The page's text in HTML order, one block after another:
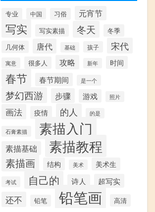
专业 中国 习俗 元宵节
写实 写实素描 冬天
冬季
几何体
唐代 基础 孩子 宋代
寓意 很多人 攻略 新年 时间
春节 春节期间 是一个
梦幻西游 步骤 游戏 照片
画法 疫情 的人 的是
石膏素描 素描入门
素描基础 素描教程
素描画 结构 美术 美术生
考试 自己的 诗人 超写实
还不 铅笔 铅笔画 高清